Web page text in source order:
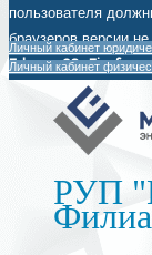
пользователя
браузеров версии
Edge - 93, Firefox
Личный кабинет
Личный кабинет
РУП